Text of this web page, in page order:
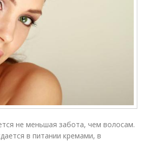
не меньшая забота, чем волосам.
в питании кремами, в